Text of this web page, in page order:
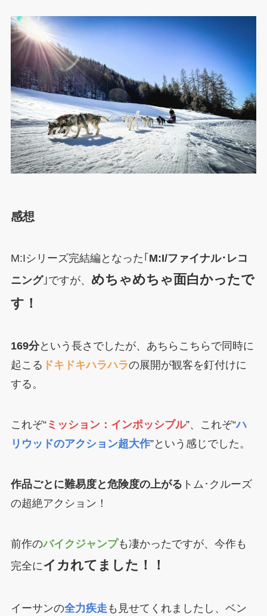
感想
M:Iシリーズ完結編となった｢ M:I/ファイナル･レコ
ニング｣ですが、 めちゃめちゃ面白かったで
す！
169分という長さでしたが、あちらこちらで同時に
起こる ドキドキハラハラの展開が観客を釘付けに
する。
これぞ“ミッション：インポッシブル”、これぞ“ハ
リウッドのアクション超大作”という感じでした。
作品ごとに難易度と危険度の上がる トム･クルーズ
の超絶アクション！
前作のバイクジャンプも凄かったですが、今作も
完全にイカれてました！！
イーサンの全力疾走 も見せてくれましたし、ベン